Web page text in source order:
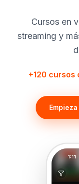
Cursos en
streaming y
+120 cursos